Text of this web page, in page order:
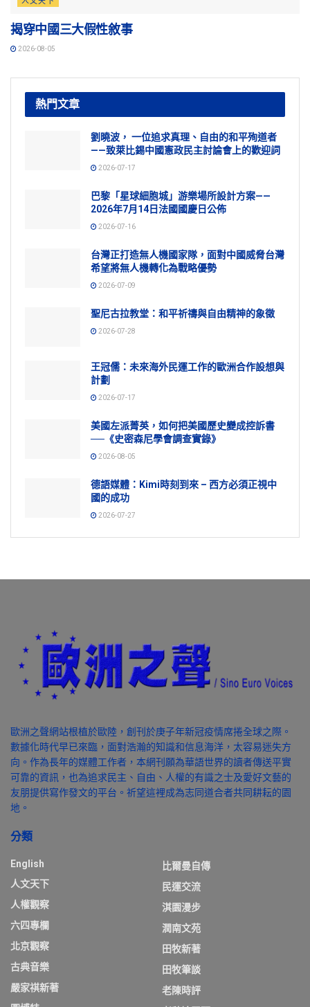
揭穿中國三大假性敘事
2026-08-05
熱門文章
劉曉波， 一位追求真理、自由的和平殉道者
——致萊比錫中國憲政民主討論會上的歡迎詞
2026-07-17
巴黎「星球細胞城」游樂場所設計方案——
2026年7月14日法國國慶日公佈
2026-07-16
台灣正打造無人機國家隊，面對中國威脅台灣
希望將無人機轉化為戰略優勢
2026-07-09
聖尼古拉教堂：和平祈禱與自由精神的象徵
2026-07-28
王冠儒：未來海外民運工作的歐洲合作設想與
計劃
2026-07-17
美國左派菁英，如何把美國歷史變成控訴書
──《史密森尼學會調查實錄》
2026-08-05
德語媒體：Kimi時刻到來 – 西方必須正視中
國的成功
2026-07-27
歐洲之聲網站根植於歐陸，創刊於庚子年新冠疫情席捲全球之際。
數據化時代早已來臨，面對浩瀚的知識和信息海洋，太容易迷失方
向。作為長年的媒體工作者，本網刊願為華語世界的讀者傳送平實
可靠的資訊，也為追求民主、自由、人權的有識之士及愛好文藝的
友朋提供寫作發文的平台。祈望這裡成為志同道合者共同耕耘的園
地。
分類
English
人文天下
人權觀察
六四專欄
北京觀察
古典音樂
嚴家祺新著
比爾曼自傳
民運交流
淇園漫步
潤南文苑
田牧新著
田牧筆談
老陳時評